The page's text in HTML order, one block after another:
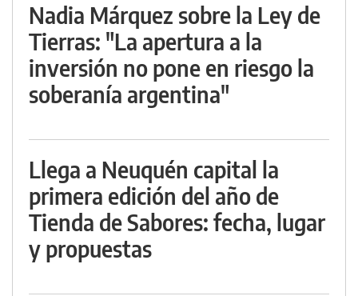
Nadia Márquez sobre la Ley de
Tierras: "La apertura a la
inversión no pone en riesgo la
soberanía argentina"
Llega a Neuquén capital la
primera edición del año de
Tienda de Sabores: fecha, lugar
y propuestas